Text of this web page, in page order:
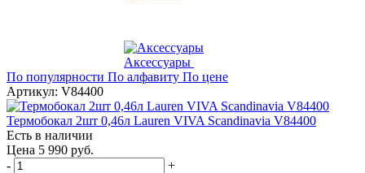
Аксессуары
По популярности По алфавиту По цене
Артикул: V84400
Термобокал 2шт 0,46л Lauren VIVA Scandinavia V84400
Есть в наличии
Цена 5 990 руб.
-
+